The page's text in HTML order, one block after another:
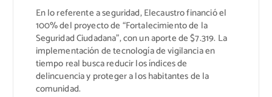
En lo referente a seguridad, Elecaustro financió el
100% del proyecto de “Fortalecimiento de la
Seguridad Ciudadana”, con un aporte de $7.319. La
implementación de tecnología de vigilancia en
tiempo real busca reducir los índices de
delincuencia y proteger a los habitantes de la
comunidad.